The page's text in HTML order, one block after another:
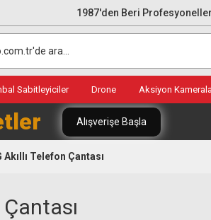
1987'den Beri
Sabitleyiciler Drone Aksiyon
Alışverişe Başla
Telefon Çantası